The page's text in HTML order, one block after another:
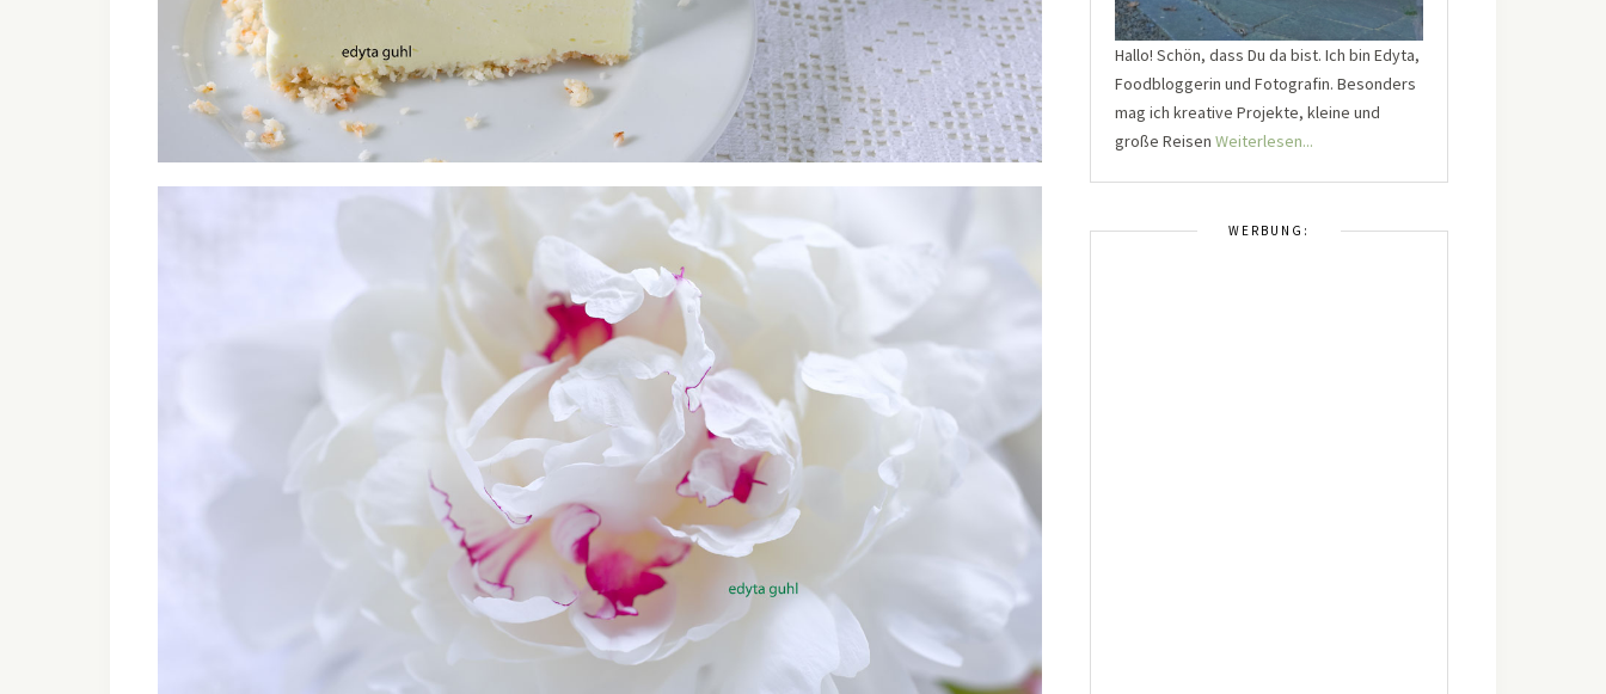
Hallo! Schön, dass Du da bist. Ich bin Edyta,
Foodbloggerin und Fotografin. Besonders
mag ich kreative Projekte, kleine und
große Reisen Weiterlesen...
WERBUNG: